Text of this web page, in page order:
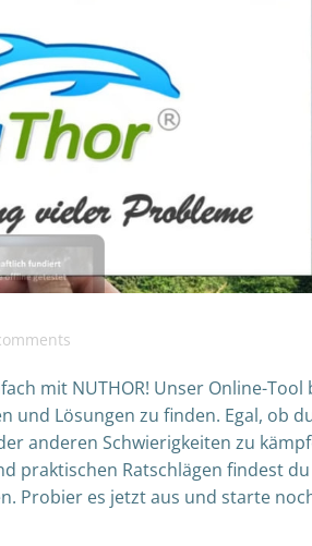
mit NUTHOR! Unser Online-
und Lösungen zu finden. Egal, ob
anderen Schwierigkeiten zu
praktischen Ratschlägen findest
Probier es jetzt aus und starte